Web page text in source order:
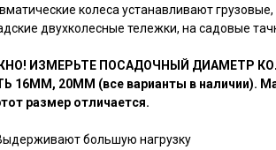
колеса устанавливают
двухколесные тележки, на садовые
ИЗМЕРЬТЕ ПОСАДОЧНЫЙ ДИАМЕТР
16ММ, 20ММ (все варианты в наличии).
размер отличается.
большую нагрузку